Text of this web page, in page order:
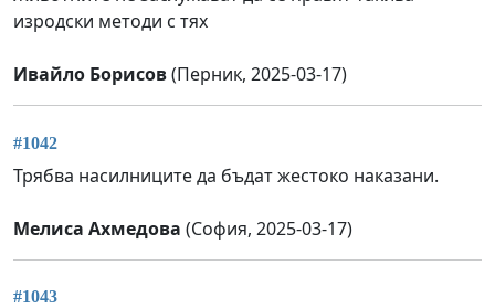
изродски методи с тях
Ивайло Борисов(Перник, 2025-03-17)
#1042
Трябва насилниците да бъдат жестоко наказани.
Мелиса Ахмедова (София, 2025-03-17)
#1043